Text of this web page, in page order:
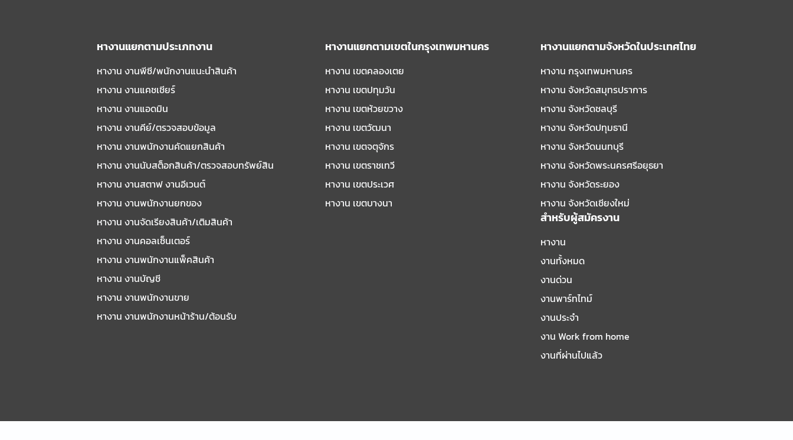
หางานแยกตามประเภทงาน
หางาน งานพีซี/พนักงานแนะนําสินค้า
หางาน งานแคชเชียร์
หางาน งานแอดมิน
หางาน งานคีย์/ตรวจสอบข้อมูล
หางาน งานพนักงานคัดแยกสินค้า
หางาน งานนับสต็อกสินค้า/ตรวจสอบทรัพย์สิน
หางาน งานสตาฟ งานอีเวนต์
หางาน งานพนักงานยกของ
หางาน งานจัดเรียงสินค้า/เติมสินค้า
หางาน งานคอลเซ็นเตอร์
หางาน งานพนักงานแพ็คสินค้า
หางาน งานบัญชี
หางาน งานพนักงานขาย
หางาน งานพนักงานหน้าร้าน/ต้อนรับ
หางานแยกตามเขตในกรุงเทพมหานคร
หางาน เขตคลองเตย
หางาน เขตปทุมวัน
หางาน เขตห้วยขวาง
หางาน เขตวัฒนา
หางาน เขตจตุจักร
หางาน เขตราชเทวี
หางาน เขตประเวศ
หางาน เขตบางนา
หางานแยกตามจังหวัดในประเทศไทย
หางาน กรุงเทพมหานคร
หางาน จังหวัดสมุทรปราการ
หางาน จังหวัดชลบุรี
หางาน จังหวัดปทุมธานี
หางาน จังหวัดนนทบุรี
หางาน จังหวัดพระนครศรีอยุธยา
หางาน จังหวัดระยอง
หางาน จังหวัดเชียงใหม่
สำหรับผู้สมัครงาน
หางาน
งานทั้งหมด
งานด่วน
งานพาร์ทไทม์
งานประจำ
งาน Work from home
งานที่ผ่านไปแล้ว